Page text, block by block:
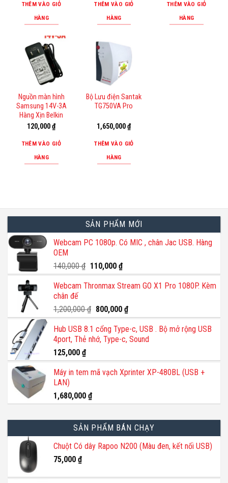
THÊM VÀO GIỎ
HÀNG
THÊM VÀO GIỎ
HÀNG
24,000 ₫.
THÊM VÀO GIỎ
HÀNG
Nguồn màn hình
Samsung 14V-3A
Hàng Xịn Belkin
120,000₫
THÊM VÀO GIỎ
HÀNG
Bộ Lưu điện Santak
TG750VA Pro
1,650,000₫
THÊM VÀO GIỎ
HÀNG
SẢN PHẨM MỚI
Webcam PC 1080p. Có MIC , chân Jac USB. Hàng
OEM
140,000₫ Giá
gốc
là:
110,000 ₫Giá
hiện
tại
110,000 ₫.
Webcam Thronmax Stream GO X1 Pro 1080P. Kèm
chân đế
1,200,000₫ Giá
gốc
là:
1,200,000 ₫.
800,000 ₫Giá
hiện
tại
là:
Hub USB 8.1 cổng Type-c, USB . Bộ mở rộng USB
4port, Thẻ nhớ, Type-c, Sound
125,000 ₫
Máy in tem mã vạch Xprinter XP-480BL (USB +
LAN)
1,680,000 ₫
SẢN PHẨM BÁN CHẠY
Chuột Có dây Rapoo N200 (Màu đen, kết nối USB)
75,000 ₫